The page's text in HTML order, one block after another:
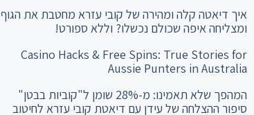
איך דיאטה קלה ומהירה של קובי עזרא מחטבת את הגוף
ומצליחה איפה שכולם נכשלו? וללא ספורט!
Casino Hacks & Free Spins: True Stories for
Aussie Punters in Australia
המהפך שלא תאמינו: מ-28% שומן ל"קוביות בבטן"
סיפור ההצלחה של עידן עם דיאטת קובי עזרא לחיטוב